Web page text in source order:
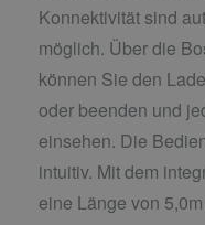
Konnektivität sind
möglich. Über die
können Sie den
oder beenden und
einsehen. Die
intuitiv. Mit dem
eine Länge von